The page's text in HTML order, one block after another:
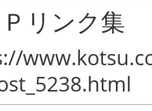
リンク集